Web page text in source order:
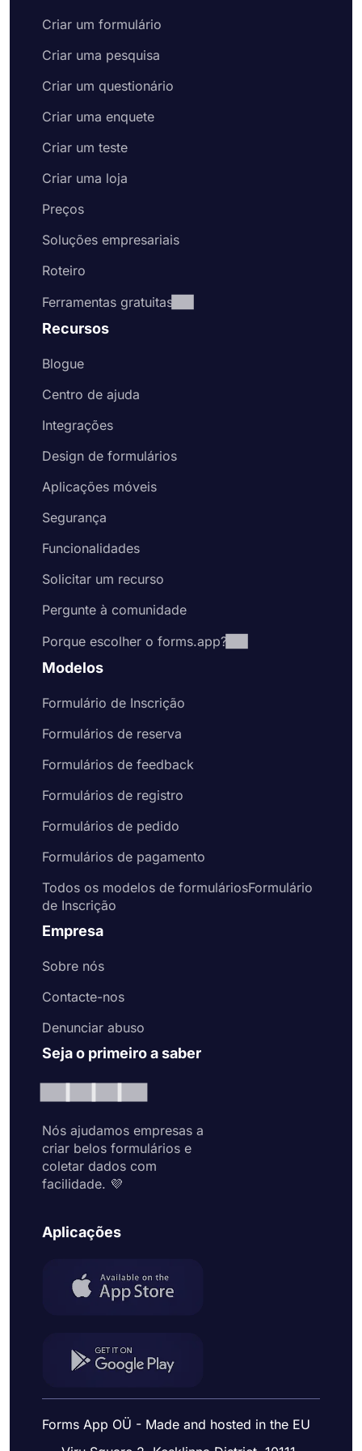
Criar um formulário
Criar uma pesquisa
Criar um questionário
Criar uma enquete
Criar um teste
Criar uma loja
Preços
Soluções empresariais
Roteiro
Ferramentas gratuitas
Recursos
Blogue
Centro de ajuda
Integrações
Design de formulários
Aplicações móveis
Segurança
Funcionalidades
Solicitar um recurso
Pergunte à comunidade
Porque escolher o forms.app?
Modelos
Formulário de Inscrição
Formulários de reserva
Formulários de feedback
Formulários de registro
Formulários de pedido
Formulários de pagamento
Todos os modelos de formuláriosFormulário
de Inscrição
Empresa
Sobre nós
Contacte-nos
Denunciar abuso
Seja o primeiro a saber
Nós ajudamos empresas a
criar belos formulários e
coletar dados com
facilidade. 💜
Aplicações
Forms App OÜ - Made and hosted in the EU